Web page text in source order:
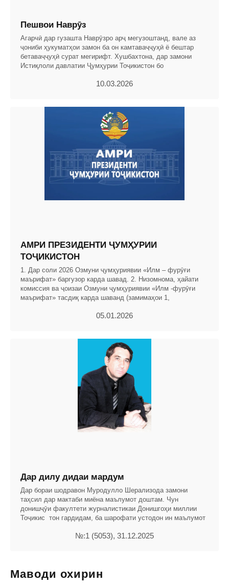
Пешвои Наврӯз
Агарчӣ дар гузашта Наврӯзро арҷ мегузоштанд, вале аз
ҷониби ҳукуматҳои замон ба он камтаваҷҷуҳӣ ё бештар
бетаваҷҷуҳӣ сурат мегирифт. Хушбахтона, дар замони
Истиқлоли давлатии Ҷумҳурии Тоҷикистон бо
10.03.2026
АМРИ ПРЕЗИДЕНТИ ҶУМҲУРИИ
ТОҶИКИСТОН
1. Дар соли 2026 Озмуни ҷумҳуриявии «Илм – фурӯғи
маърифат» баргузор карда шавад. 2. Низомнома, ҳайати
комиссия ва ҷоизаи Озмуни ҷумҳуриявии «Илм -фурӯғи
маърифат» тасдиқ карда шаванд (замимаҳои 1,
05.01.2026
Дар дилу дидаи мардум
Дар бораи шодравон Муродулло Шерализода замони
таҳсил дар мактаби миёна маълумот доштам. Чун
донишҷӯи факултети журналистикаи Донишгоҳи миллии
Тоҷикис ­ тон гардидам, ба шарофати устодон ин маълумот
№:1 (5053), 31.12.2025
Маводи охирин